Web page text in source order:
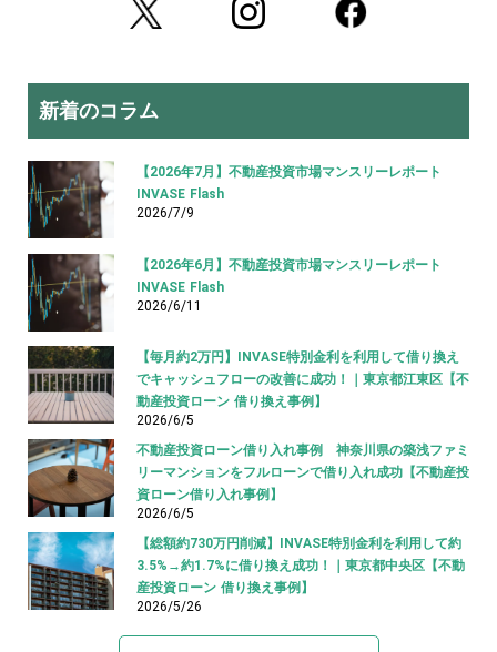
新着のコラム
【2026年7月】不動産投資市場マンスリーレポート
INVASE Flash
2026/7/9
【2026年6月】不動産投資市場マンスリーレポート
INVASE Flash
2026/6/11
【毎月約2万円】INVASE特別金利を利用して借り換え
でキャッシュフローの改善に成功！｜東京都江東区【不
動産投資ローン 借り換え事例】
2026/6/5
不動産投資ローン借り入れ事例 神奈川県の築浅ファミ
リーマンションをフルローンで借り入れ成功【不動産投
資ローン借り入れ事例】
2026/6/5
【総額約730万円削減】INVASE特別金利を利用して約
3.5%→約1.7%に借り換え成功！｜東京都中央区【不動
産投資ローン 借り換え事例】
2026/5/26